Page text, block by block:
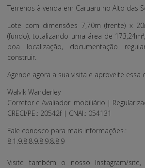
Terrenos à venda em Caruaru no Alto das
Lote com dimensões 7,70m (frente) x
(fundo),totalizando uma área de 173,24m²,
boa localização, documentação
construir.
Agende agora a sua visita e aproveite essa
Walvik Wanderley
Corretor e Avaliador Imobiliário |
CRECI/PE.: 20542f | CNAI.: 054131
Fale conosco para mais informações.:
8.1.9.8.8.9.8.9.8.8.9
Visite também o nosso Instagram/